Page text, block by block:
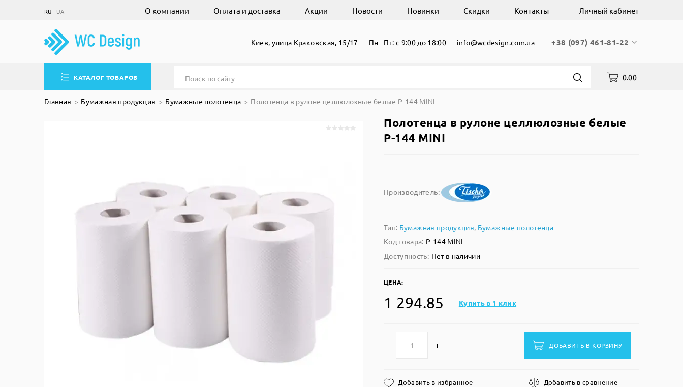
RU UA О компании Оплата и доставка Акции Новости Новинки Скидки Контакты Личный кабинет
Киев, улица Краковская, 15/17 Пн - Пт: с 9:00 до 18:00 info@wcdesign.com.ua +38 (097) 461-81-22
КАТАЛОГ ТОВАРОВ 0.00
Главная Бумажная продукция Бумажные полотенца Полотенца в рулоне целлюлозные белые Р-144 MINI
Полотенца в рулоне целлюлозные белые
Р-144 MINI
Производитель:
Тип: Бумажная продукция, Бумажные полотенца
Код товара: Р-144 MINI
Доступность: Нет в наличии
ЦЕНА:
1 294.85 Купить в 1 клик
ДОБАВИТЬ В КОРЗИНУ
Добавить в избранное Добавить в сравнение